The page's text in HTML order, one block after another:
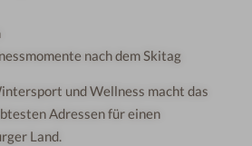
nach dem Skitag
und Wellness macht das
Adressen für einen
Land.